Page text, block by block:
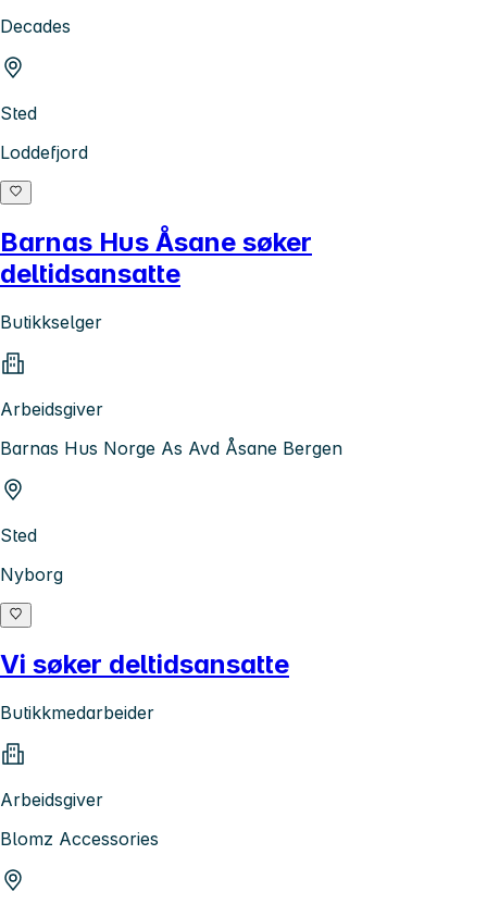
Decades
Sted
Loddefjord
Barnas Hus Åsane søker
deltidsansatte
Butikkselger
Arbeidsgiver
Barnas Hus Norge As Avd Åsane Bergen
Sted
Nyborg
Vi søker deltidsansatte
Butikkmedarbeider
Arbeidsgiver
Blomz Accessories